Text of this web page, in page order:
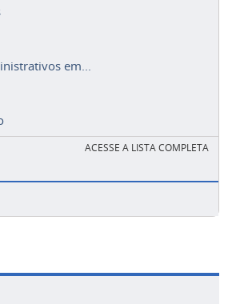
em...
ACESSE A LISTA COMPLETA